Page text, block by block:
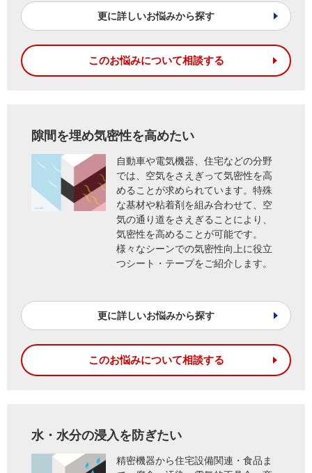
更に詳しいお悩みから探す
このお悩みについて相談する
隙間を埋め気密性を高めたい
自動車や電気機器、住宅などの分野
では、空気をさえぎって気密性を高
めることが求められています。特殊
な基材や粘着剤を組み合わせて、空
気の通り道をさえぎることにより、
気密性を高めることが可能です。
様々なシーンでの気密性向上に役立
つシート・テープをご紹介します。
更に詳しいお悩みから探す
このお悩みについて相談する
水・水分の浸入を防ぎたい
精密機器から住宅設備関連・食品ま